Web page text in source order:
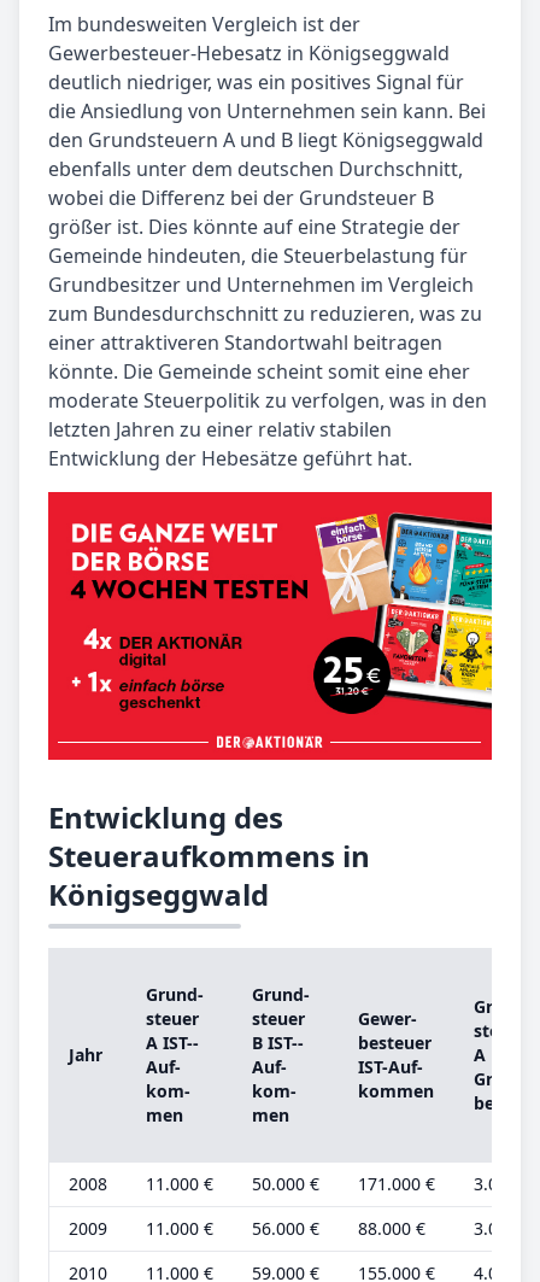
Im bundesweiten Vergleich ist der
Gewerbesteuer-Hebesatz in Königseggwald
deutlich niedriger, was ein positives Signal für
die Ansiedlung von Unternehmen sein kann. Bei
den Grundsteuern A und B liegt Königseggwald
ebenfalls unter dem deutschen Durchschnitt,
wobei die Differenz bei der Grundsteuer B
größer ist. Dies könnte auf eine Strategie der
Gemeinde hindeuten, die Steuerbelastung für
Grundbesitzer und Unternehmen im Vergleich
zum Bundesdurchschnitt zu reduzieren, was zu
einer attraktiveren Standortwahl beitragen
könnte. Die Gemeinde scheint somit eine eher
moderate Steuerpolitik zu verfolgen, was in den
letzten Jahren zu einer relativ stabilen
Entwicklung der Hebesätze geführt hat.
Entwicklung des
Steueraufkommens in
Königseggwald
Jahr
Grund­
steu­er
A IST-­
Auf­
kom­
men
Grund­
steu­er
B IST-­
Auf­
kom­
men
Ge­wer­
be­steu­er
IST-­Auf­
kom­men
Grund­
steu­er
A
Grund­
be­trag
2008 11.000 € 50.000 € 171.000 €
3.000 €
2009
11.000 € 56.000 € 88.000 €
3.000 €
2010
11.000 € 59.000 € 155.000 €
4.000 €